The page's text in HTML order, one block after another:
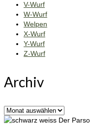
V-Wurf
W-Wurf
Welpen
X-Wurf
Y-Wurf
Z-Wurf
Archiv
Archiv
Der